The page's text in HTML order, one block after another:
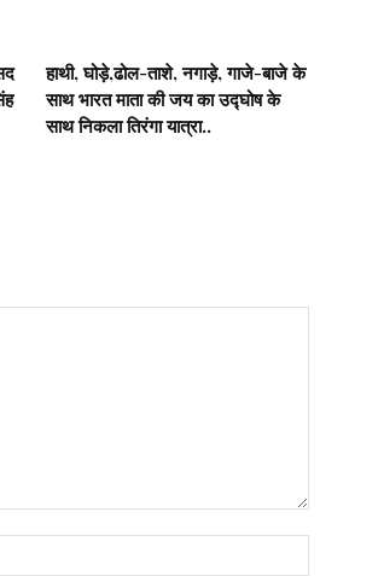
हाथी, घोड़े,ढोल-ताशे, नगाड़े, गाजे-बाजे के
साथ भारत माता की जय का उद्घोष के
साथ निकला तिरंगा यात्रा..